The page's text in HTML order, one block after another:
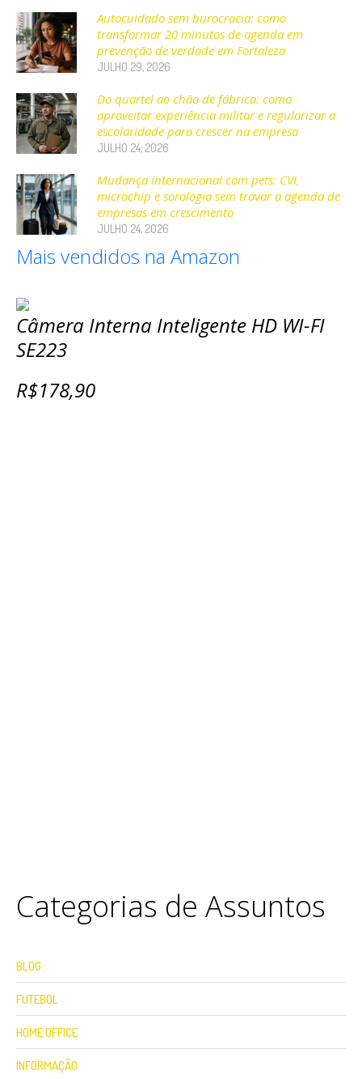
Autocuidado sem burocracia: como
transformar 20 minutos de agenda em
prevenção de verdade em Fortaleza
JULHO 29, 2026
Do quartel ao chão de fábrica: como
aproveitar experiência militar e regularizar a
escolaridade para crescer na empresa
JULHO 24, 2026
Mudança internacional com pets: CVI,
microchip e sorologia sem travar a agenda de
empresas em crescimento
JULHO 24, 2026
Mais vendidos na Amazon
Câmera Interna Inteligente HD WI-FI
SE223
R$178,90
Categorias de Assuntos
BLOG
FUTEBOL
HOME OFFICE
INFORMAÇÃO